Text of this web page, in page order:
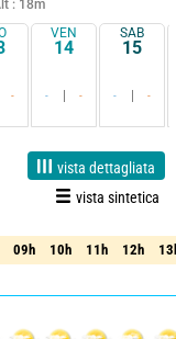
: 18m
-
VEN
14
- -
SAB
15
- -
vista dettagliata
vista sintetica
Affidabilità 90%
09h 10h 11h 12h
09h 10h 11h 12h